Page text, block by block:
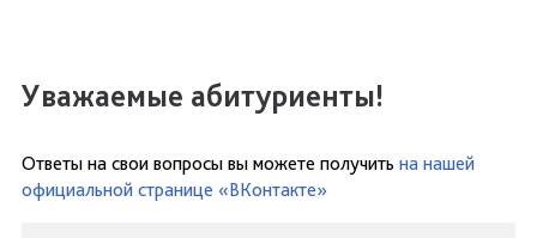
Уважаемые абитуриенты!
Ответы на свои вопросы вы можете получить на нашей
официальной странице «ВКонтакте»